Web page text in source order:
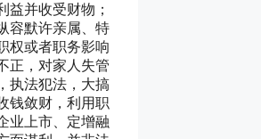
益并收受财物；
容默许亲属、特
权或者职务影响
正，对家人失管
执法犯法，大搞
钱敛财，利用职
业上市、定增融